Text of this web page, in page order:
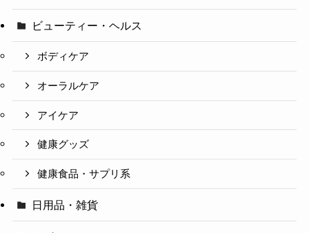
ビューティー・ヘルス
ボディケア
オーラルケア
アイケア
健康グッズ
健康食品・サプリ系
日用品・雑貨